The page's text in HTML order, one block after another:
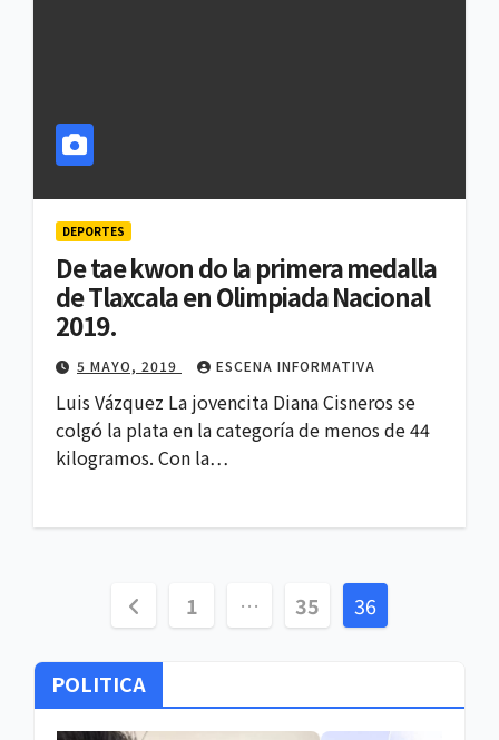
DEPORTES
De tae kwon do la primera medalla
de Tlaxcala en Olimpiada Nacional
2019.
5 MAYO, 2019 ESCENA INFORMATIVA
Luis Vázquez La jovencita Diana Cisneros se
colgó la plata en la categoría de menos de 44
kilogramos. Con la…
Paginación
de
entradas
1 … 35 36
POLITICA